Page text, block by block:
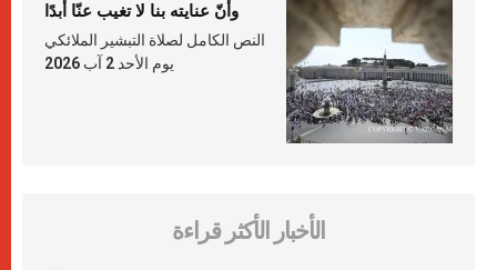
وأنّ عنايته بنا لا تغيب عنّا أبدًا
النص الكامل لصلاة التبشير الملائكي
يوم الأحد 2 آب 2026
الأخبار الأكثر قراءة